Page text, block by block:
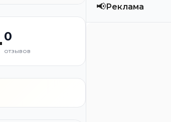
0
отзывов
📢Реклама